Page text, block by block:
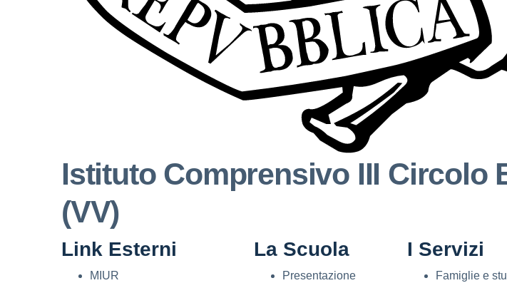
Istituto Comprensivo III Circolo
(VV)
Link Esterni
MIUR
La Scuola
Presentazione
I Servizi
Famiglie e